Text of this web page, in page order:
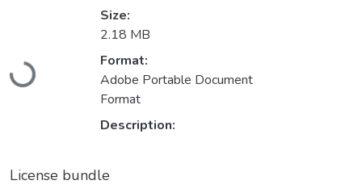
Loading...
Size:
2.18 MB
Format:
Adobe Portable Document
Format
Description:
License bundle